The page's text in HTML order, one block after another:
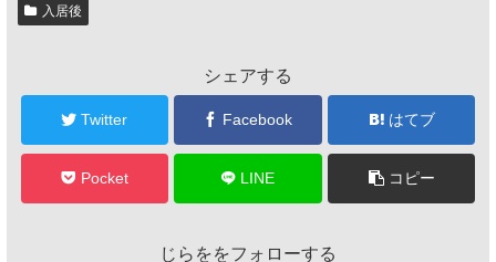
入居後
シェアする
Twitter Facebook はてブ
Pocket LINE コピー
じらををフォローする